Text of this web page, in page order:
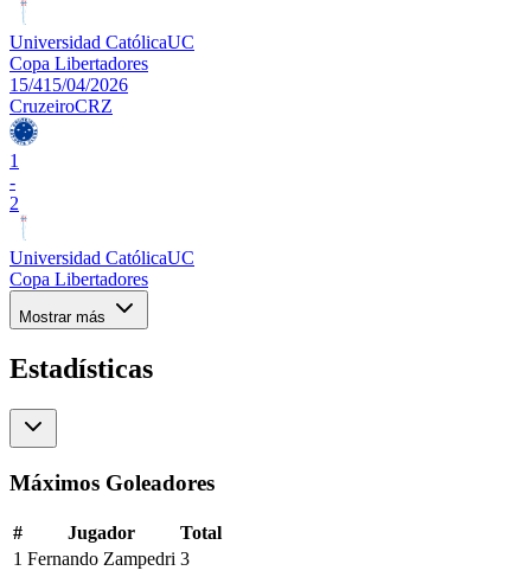
Universidad CatólicaUC
Copa Libertadores
15/415/04/2026
CruzeiroCRZ
1
-
2
Universidad CatólicaUC
Copa Libertadores
Mostrar más
Estadísticas
Máximos Goleadores
# Jugador
Total
1 Fernando Zampedri 3